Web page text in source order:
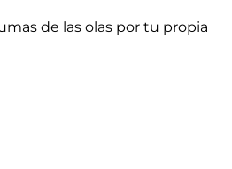
de las olas por tu propia